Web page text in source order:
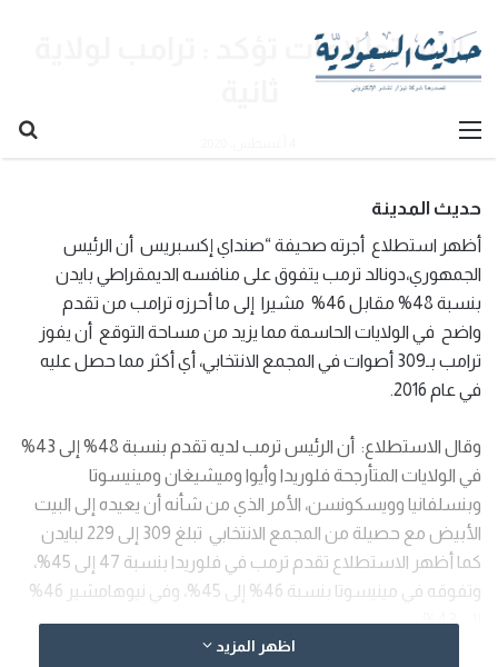
القائمة
الاستطلاعات تؤكد : ترامب لولاية
حديث المدينة
أظهر استطلاع أجرته صحيفة “صنداي إكسبريس أن الرئيس
الجمهوري،دونالد ترمب يتفوق على منافسه الديمقراطي بايدن
بنسبة 48% مقابل 46% مشيرا إلى ما أحرزه ترامب من تقدم
واضح في الولايات الحاسمة مما يزيد من مساحة التوقع أن يفوز
ترامب بـ309 أصوات في المجمع الانتخابي، أي أكثر مما حصل عليه
في عام 2016.
وقال الاستطلاع: أن الرئيس ترمب لديه تقدم بنسبة 48% إلى 43%
في الولايات المتأرجحة فلوريدا وأيوا وميشيغان ومينيسوتا
وبنسلفانيا وويسكونسن، الأمر الذي من شأنه أن يعيده إلى البيت
الأبيض مع حصيلة من المجمع الانتخابي تبلغ 309 إلى 229 لبايدن
كما أظهر الاستطلاع تقدم ترمب في فلوريدا بنسبة 47 إلى 45%،
وتفوقه في مينيسوتا بنسبة 46% إلى 45%، وفي نيوهامشير 46%
إلى 43%.
اظهر المزيد